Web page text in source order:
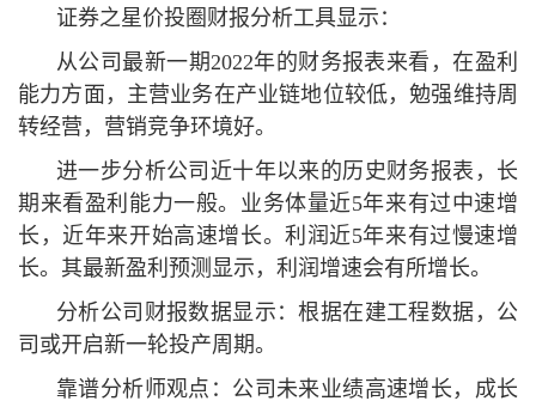
证券之星价投圈财报分析工具显示：
从公司最新一期2022年的财务报表来看，在盈利
能力方面，主营业务在产业链地位较低，勉强维持周
转经营，营销竞争环境好。
进一步分析公司近十年以来的历史财务报表，长
期来看盈利能力一般。业务体量近5年来有过中速增
长，近年来开始高速增长。利润近5年来有过慢速增
长。其最新盈利预测显示，利润增速会有所增长。
分析公司财报数据显示：根据在建工程数据，公
司或开启新一轮投产周期。
靠谱分析师观点：公司未来业绩高速增长，成长